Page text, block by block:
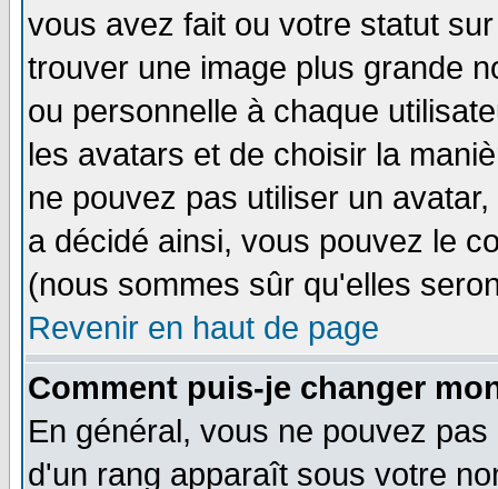
vous avez fait ou votre statut
trouver une image plus grande
ou personnelle à chaque
les avatars et de choisir la
ne pouvez pas utiliser un
a décidé ainsi, vous pouvez le
(nous sommes sûr qu'elles
Revenir en haut de page
Comment puis-je changer
En général, vous ne pouvez
d'un rang apparaît sous votre